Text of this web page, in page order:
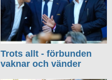
Trots allt - förbunden
vaknar och vänder